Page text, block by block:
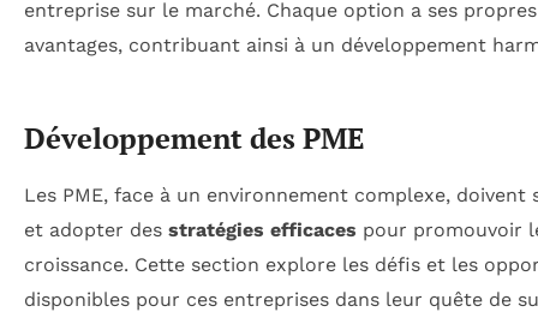
entreprise sur le marché. Chaque option a ses propres
avantages, contribuant ainsi à un développement
Développement des PME
Les PME, face à un environnement complexe, doivent
et adopter des stratégies efficaces pour promouvoir
croissance. Cette section explore les défis et les
disponibles pour ces entreprises dans leur quête de